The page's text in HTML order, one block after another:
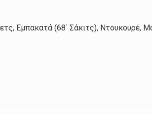
Εμπακατά (68΄ Σάκιτς), Ντουκουρέ,